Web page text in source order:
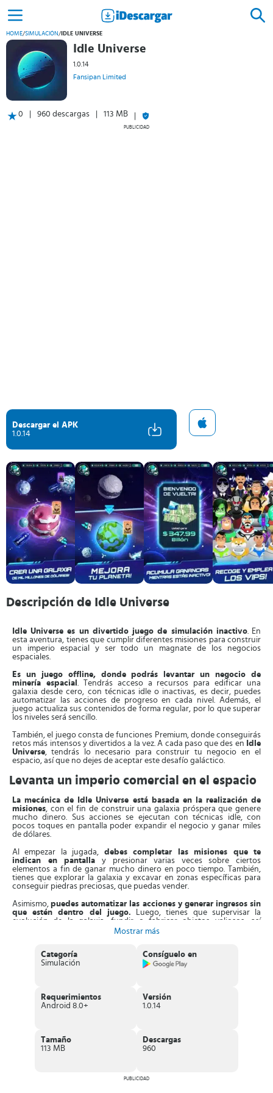
HOME/SIMULACIÓN/ IDLE UNIVERSE
Idle Universe
1.0.14
Fansipan Limited
0 960 descargas 113 MB
PUBLICIDAD
Descargar el APK
1.0.14
Descripción de Idle Universe
Idle Universe es un divertido juego de simulación inactivo. En
esta aventura, tienes que cumplir diferentes misiones para construir
un imperio espacial y ser todo un magnate de los negocios
espaciales.
Es un juego offline, donde podrás levantar un negocio de
minería espacial . Tendrás acceso a recursos para edificar una
galaxia desde cero, con técnicas idle o inactivas, es decir, puedes
automatizar las acciones de progreso en cada nivel. Además, el
juego actualiza sus contenidos de forma regular, por lo que superar
los niveles será sencillo.
También, el juego consta de funciones Premium, donde conseguirás
retos más intensos y divertidos a la vez. A cada paso que des en Idle
Universe, tendrás lo necesario para construir tu negocio en el
espacio, así que no dejes de aceptar este desafío galáctico.
Levanta un imperio comercial en el espacio
La mecánica de Idle Universe está basada en la realización de
misiones, con el fin de construir una galaxia próspera que genere
mucho dinero. Sus acciones se ejecutan con técnicas idle, con
pocos toques en pantalla poder expandir el negocio y ganar miles
de dólares.
Al empezar la jugada, debes completar las misiones que te
indican en pantalla y presionar varias veces sobre ciertos
elementos a fin de ganar mucho dinero en poco tiempo. También,
tienes que explorar la galaxia y excavar en zonas específicas para
conseguir piedras preciosas, que puedas vender.
Asimismo,puedes automatizar las acciones y generar ingresos sin
que estén dentro del juego. Luego, tienes que supervisar la
evolución de la galaxia, fundir o fabricar objetos valiosos, así
ganarás monedas y podrás contratar viajeros para elevar el
Adicionalmente,debes investigar diferentes tipos de tecnología
para optimizar la producción en el negocio y ganar más dinero. Con
Características de Idle Universe
Puedes
automatizar las acciones
recolección de minerales, de monedas y de objetos artesanales
sin estar dentro del juego.
Podrás seguir de cerca la evolución de la galaxia mientras estás
Mostrar más
Categoría
Simulación
Consíguelo en
Requerimientos
Android 8.0+
Versión
1.0.14
Tamaño
113 MB
Descargas
960
PUBLICIDAD